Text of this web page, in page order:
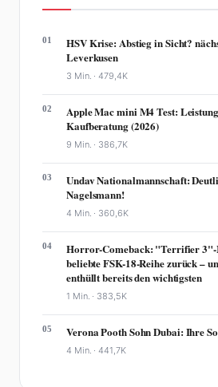
01
HSV Krise: Abstieg in Sicht?
Leverkusen
3 Min. ·479,4K
02
Apple Mac mini M4 Test:
Kaufberatung (2026)
9 Min. · 386,7K
03
Undav Nationalmannschaft:
Nagelsmann!
4 Min. · 360,6K
04
Horror-Comeback: "Terrifier 3"-
beliebte FSK-18-Reihe zurück –
enthüllt bereits den wichtigsten
1 Min. · 383,5K
05 Verona Pooth Sohn Dubai: Ihre
4 Min. ·441,7K